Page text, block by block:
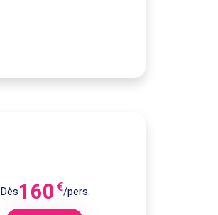
Dès160 €/pers.